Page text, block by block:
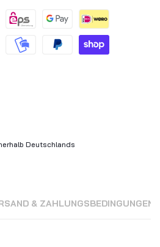
Deutschlands
& ZAHLUNGSBEDINGUNGEN